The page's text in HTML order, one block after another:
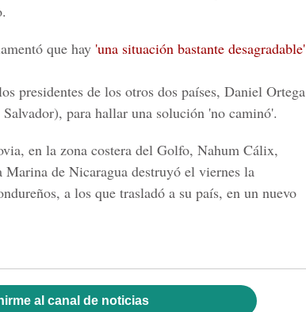
que hay 'una situación bastante desagradable'
presidentes de los otros dos países, Daniel Ortega
para hallar una solución 'no caminó'.
en la zona costera del Golfo, Nahum Cálix,
de Nicaragua destruyó el viernes la
a los que trasladó a su país, en un nuevo
al canal de noticias